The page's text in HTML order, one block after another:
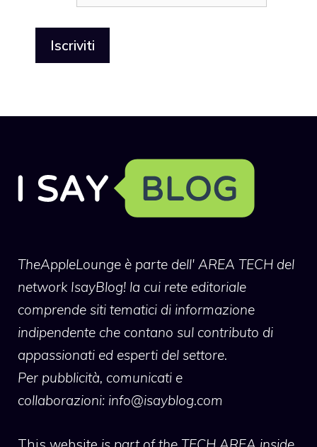
TheAppleLounge è parte dell' AREA TECH del
network IsayBlog! la cui rete editoriale
comprende siti tematici di informazione
indipendente che contano sul contributo di
appassionati ed esperti del settore.
Per pubblicità, comunicati e
collaborazioni: info@isayblog.com